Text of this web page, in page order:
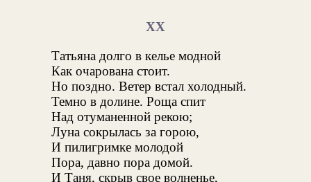
XX
Татьяна долго в келье модной
Как очарована стоит.
Но поздно. Ветер встал холодный.
Темно в долине. Роща спит
Над отуманенной рекою;
Луна сокрылась за горою,
И пилигримке молодой
Пора, давно пора домой.
И Таня, скрыв свое волненье,